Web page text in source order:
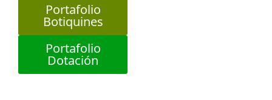
Portafolio
Botiquines
Portafolio
Dotación